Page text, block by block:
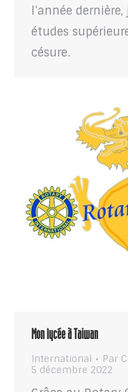
l’année
études
césure.
Mon lycée à Taiwan
International Par
5 décembre 2022